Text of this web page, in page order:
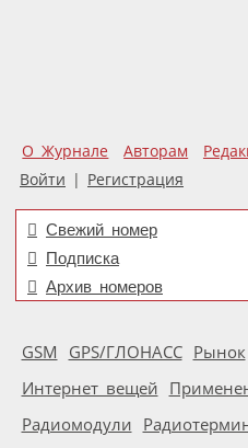
О Журнале Авторам
Войти | Регистрация
Свежий номер
Подписка
Архив номеров
GSM GPS/ГЛОНАСС Рынок
Интернет вещей
Радиомодули